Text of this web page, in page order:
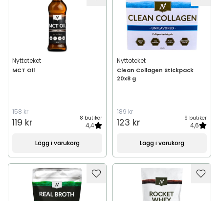
Nyttoteket
MCT Oil
158 kr
119 kr 8 butiker
4,4
Lägg i varukorg
Nyttoteket
Clean Collagen Stickpack
20x8 g
189 kr
123 kr 9 butiker
4,6
Lägg i varukorg